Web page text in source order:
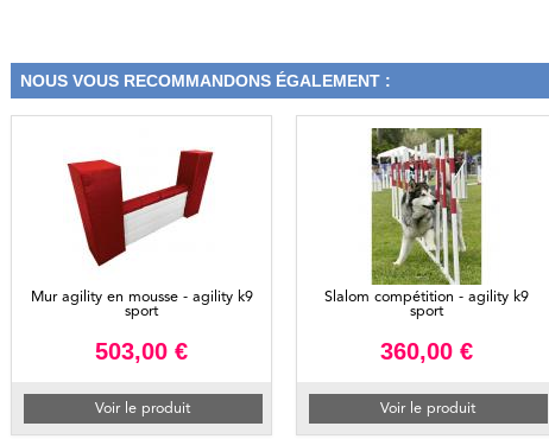
NOUS VOUS RECOMMANDONS ÉGALEMENT :
Mur agility en mousse - agility k9
sport
503,00 €
Voir le produit
Slalom compétition - agility k9
sport
360,00 €
Voir le produit